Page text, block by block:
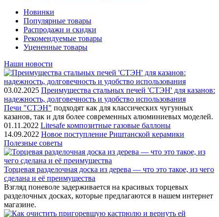
Новинки
Популярные товары
Распродажи и скидки
Рекомендуемые товары
Уцененные товары
Наши новости
03.02.2025 Преимущества стальных печей 'СТЭН' для казанов:
надежность, долговечность и удобство использования
Печи "СТЭН" подходят как для классических чугунных
казанов, так и для более современных алюминиевых моделей.
01.11.2022 Litesafe композитные газовые баллоны
14.09.2022 Новое поступление Риштанской керамики
Полезные советы
Торцевая разделочная доска из дерева — что это такое, из чего
сделана и её преимущества
Взгляд поневоле задерживается на красивых торцевых
разделочных досках, которые предлагаются в нашем интернет
магазине.